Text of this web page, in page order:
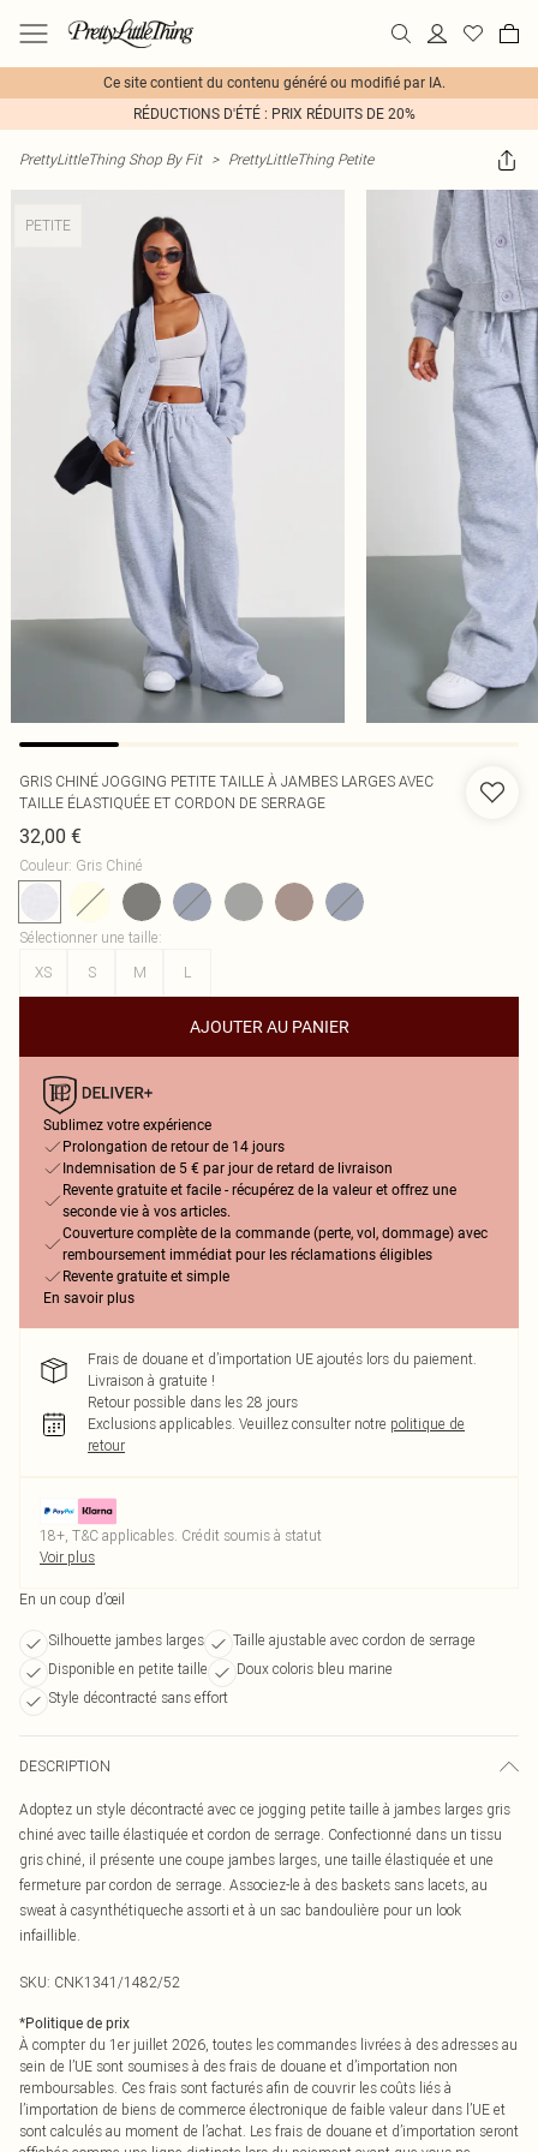
Ce site contient du contenu généré ou modifié par IA.
RÉDUCTIONS D'ÉTÉ : PRIX RÉDUITS DE 20%
PrettyLittleThing Shop By Fit > PrettyLittleThing Petite
PETITE
GRIS CHINÉ JOGGING PETITE TAILLE À JAMBES LARGES AVEC
TAILLE ÉLASTIQUÉE ET CORDON DE SERRAGE
32,00 €
Couleur: Gris Chiné
Sélectionner une taille:
XS
S M L
AJOUTER AU PANIER
Sublimez votre expérience
Prolongation de retour de 14 jours
Indemnisation de 5 € par jour de retard de livraison
Revente gratuite et facile - récupérez de la valeur et offrez une
seconde vie à vos articles.
Couverture complète de la commande (perte, vol, dommage) avec
remboursement immédiat pour les réclamations éligibles
Revente gratuite et simple
En savoir plus
Frais de douane et d’importation UE ajoutés lors du paiement.
Livraison à gratuite !
Retour possible dans les 28 jours
Exclusions applicables. Veuillez consulter notre politique de
retour
18+, T&C applicables. Crédit soumis à statut
Voir plus
En un coup d’œil
Silhouette jambes larges
Taille ajustable avec cordon de serrage
Disponible en petite taille
Doux coloris bleu marine
Style décontracté sans effort
DESCRIPTION
Adoptez un style décontracté avec ce jogging petite taille à jambes larges gris
chiné avec taille élastiquée et cordon de serrage. Confectionné dans un tissu
gris chiné, il présente une coupe jambes larges, une taille élastiquée et une
fermeture par cordon de serrage. Associez-le à des baskets sans lacets, au
sweat à casynthétiqueche assorti et à un sac bandoulière pour un look
infaillible.
SKU: CNK1341/1482/52
*Politique de prix
À compter du 1er juillet 2026, toutes les commandes livrées à des adresses au
sein de l’UE sont soumises à des frais de douane et d’importation non
remboursables. Ces frais sont facturés afin de couvrir les coûts liés à
l’importation de biens de commerce électronique de faible valeur dans l’UE et
sont calculés au moment de l’achat. Les frais de douane et d’importation seront